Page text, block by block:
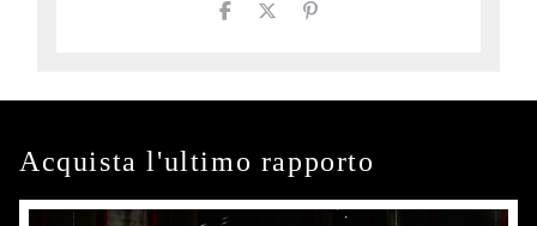
Acquista l'ultimo rapporto